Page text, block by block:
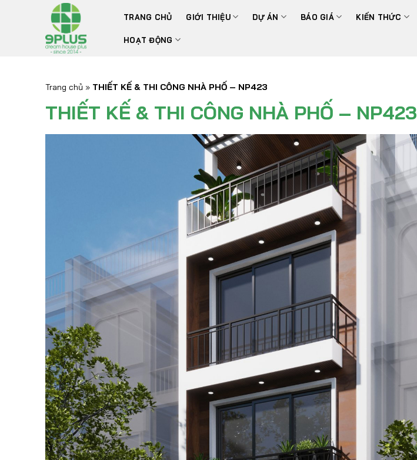
TRANG CHỦ GIỚI THIỆU DỰ ÁN BÁO GIÁ KIẾN THỨC
HOẠT ĐỘNG
Trang chủ » THIẾT KẾ & THI CÔNG NHÀ PHỐ – NP423
THIẾT KẾ & THI CÔNG NHÀ PHỐ – NP423